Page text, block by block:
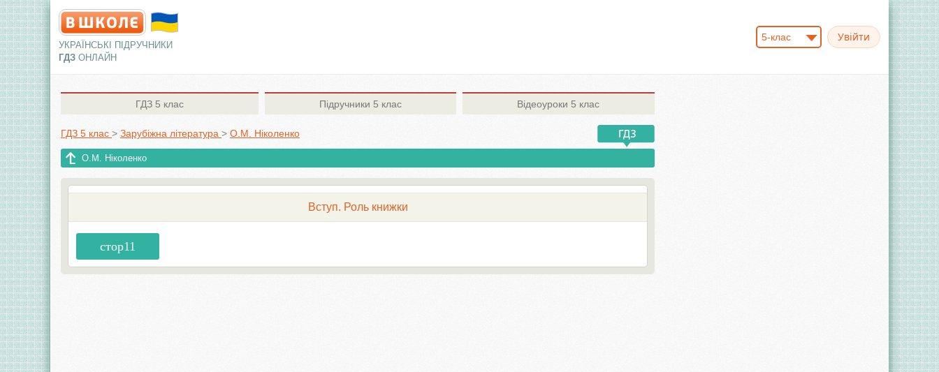
УКРАЇНСЬКІ ПІДРУЧНИКИ
ГДЗ ОНЛАЙН
5-клас
ГДЗ 5 клас Підручники 5 клас Відеоуроки 5 клас
ГДЗ 5 клас > Зарубіжна література > О.М. Ніколенко
О.М. Ніколенко
Вступ. Роль книжки
стор11